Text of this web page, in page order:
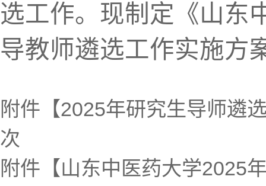
选工作。现制定《山东
导教师遴选工作实施方
附件【2025年研究生导师遴
次
附件【山东中医药大学2025